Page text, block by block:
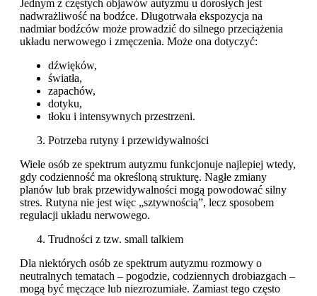
Jednym z częstych objawów autyzmu u dorosłych jest
nadwrażliwość na bodźce. Długotrwała ekspozycja na
nadmiar bodźców może prowadzić do silnego przeciążenia
układu nerwowego i zmęczenia. Może ona dotyczyć:
dźwięków,
światła,
zapachów,
dotyku,
tłoku i intensywnych przestrzeni.
Potrzeba rutyny i przewidywalności
Wiele osób ze spektrum autyzmu funkcjonuje najlepiej wtedy,
gdy codzienność ma określoną strukturę. Nagłe zmiany
planów lub brak przewidywalności mogą powodować silny
stres. Rutyna nie jest więc „sztywnością”, lecz sposobem
regulacji układu nerwowego.
Trudności z tzw. small talkiem
Dla niektórych osób ze spektrum autyzmu rozmowy o
neutralnych tematach – pogodzie, codziennych drobiazgach –
mogą być męczące lub niezrozumiałe. Zamiast tego często